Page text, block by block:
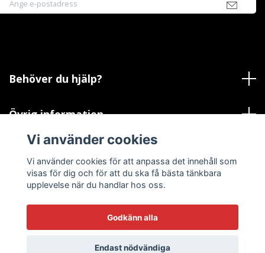
Behöver du hjälp?
Övrig information
Sociala medier
© 2026 Warningchilizone
Vi använder cookies
Vi använder cookies för att anpassa det innehåll som
visas för dig och för att du ska få bästa tänkbara
upplevelse när du handlar hos oss.
Godkänn alla
Endast nödvändiga